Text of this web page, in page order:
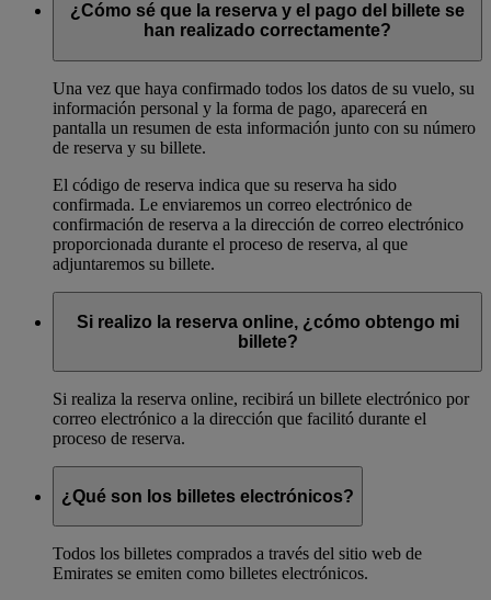
¿Cómo sé que la reserva y el pago del billete se
han realizado correctamente?
Una vez que haya confirmado todos los datos de su vuelo, su
información personal y la forma de pago, aparecerá en
pantalla un resumen de esta información junto con su número
de reserva y su billete.
El código de reserva indica que su reserva ha sido
confirmada. Le enviaremos un correo electrónico de
confirmación de reserva a la dirección de correo electrónico
proporcionada durante el proceso de reserva, al que
adjuntaremos su billete.
Si realizo la reserva online, ¿cómo obtengo mi
billete?
Si realiza la reserva online, recibirá un billete electrónico por
correo electrónico a la dirección que facilitó durante el
proceso de reserva.
¿Qué son los billetes electrónicos?
Todos los billetes comprados a través del sitio web de
Emirates se emiten como billetes electrónicos.